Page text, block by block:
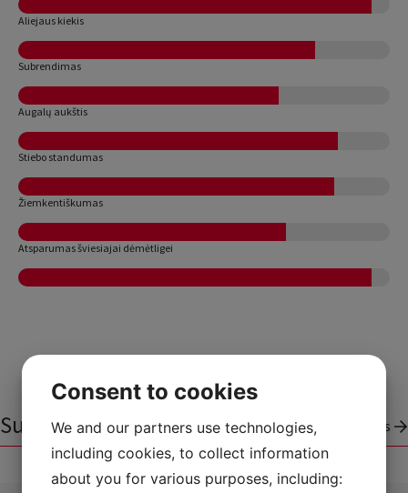
Aliejaus kiekis
Subrendimas
Augalų aukštis
Stiebo standumas
Žiemkentiškumas
Atsparumas šviesiajai dėmėtligei
Susiję produktai Peržiūrėti visus produktus
Consent to cookies
We and our partners use technologies,
including cookies, to collect information
about you for various purposes, including: